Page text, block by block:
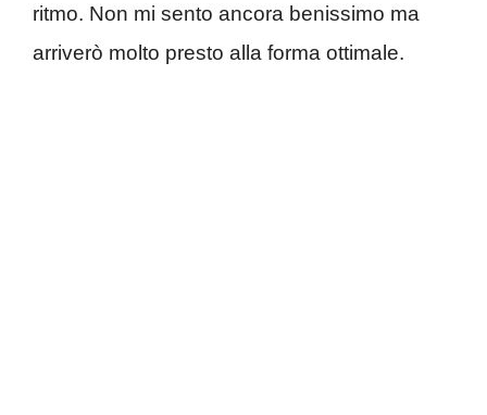
ritmo. Non mi sento ancora benissimo ma
arriverò molto presto alla forma ottimale.